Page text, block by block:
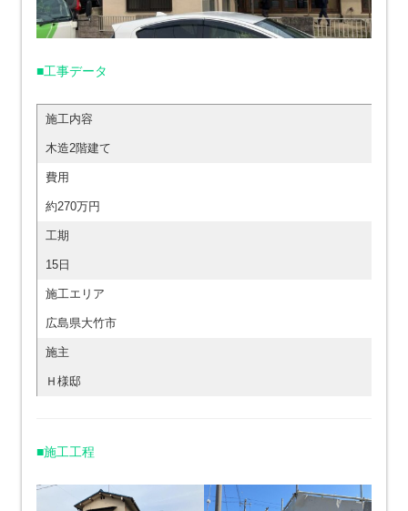
■工事データ
施工内容
木造2階建て
費用
約270万円
工期
15日
施工エリア
広島県大竹市
施主
Ｈ様邸
■施工工程